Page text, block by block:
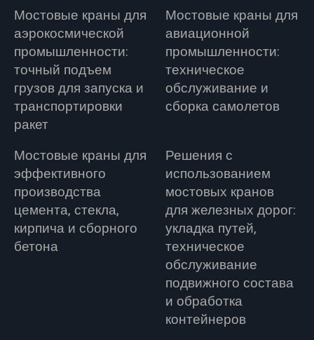
Мостовые краны для
аэрокосмической
промышленности:
точный подъем
грузов для запуска и
транспортировки
ракет
Мостовые краны для
авиационной
промышленности:
техническое
обслуживание и
сборка самолетов
Мостовые краны для
эффективного
производства
цемента, стекла,
кирпича и сборного
бетона
Решения с
использованием
мостовых кранов
для железных дорог:
укладка путей,
техническое
обслуживание
подвижного состава
и обработка
контейнеров